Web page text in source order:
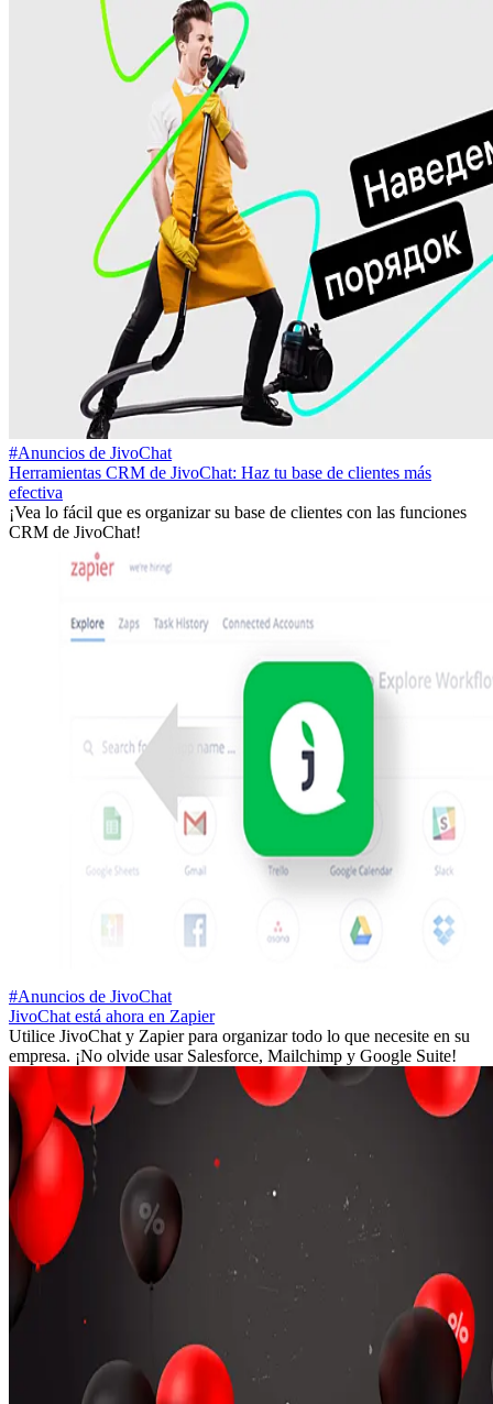
#Anuncios de JivoChat
Herramientas CRM de JivoChat: Haz tu base de clientes más
efectiva
¡Vea lo fácil que es organizar su base de clientes con las funciones
CRM de JivoChat!
#Anuncios de JivoChat
JivoChat está ahora en Zapier
Utilice JivoChat y Zapier para organizar todo lo que necesite en su
empresa. ¡No olvide usar Salesforce, Mailchimp y Google Suite!